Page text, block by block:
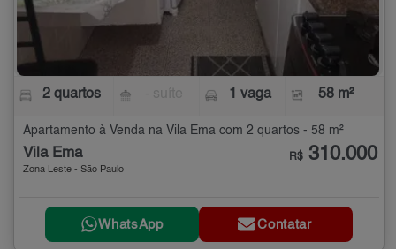
2 quartos 1 vaga 58 m²
Apartamento à Venda na Vila Ema com 2 quartos - 58 m²
Vila Ema
Zona Leste - São Paulo
R$ 310.000
WhatsApp Contatar